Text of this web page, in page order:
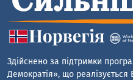
Здійснено за підтримки
Демократія», що реалізується